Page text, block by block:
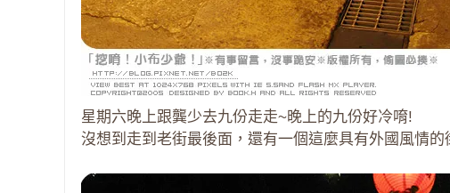
星期六晚上跟龔少去九份走走~晚上的九份好冷唷!
沒想到走到老街最後面，還有一個這麼具有外國風情的